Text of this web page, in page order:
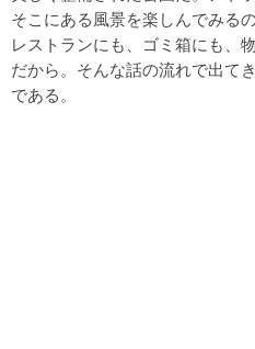
そこにある風景を楽しんでみる
レストランにも、ゴミ箱にも、
だから。そんな話の流れで出て
である。